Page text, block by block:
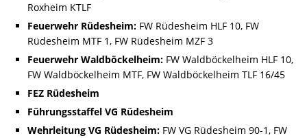
Roxheim KTLF
Feuerwehr Rüdesheim: FW Rüdesheim HLF 10, FW
Rüdesheim MTF 1, FW Rüdesheim MZF 3
Feuerwehr Waldböckelheim: FW Waldböckelheim HLF 10,
FW Waldböckelheim MTF, FW Waldböckelheim TLF 16/45
FEZ Rüdesheim
Führungsstaffel VG Rüdesheim
Wehrleitung VG Rüdesheim: FW VG Rüdesheim 90-1, FW